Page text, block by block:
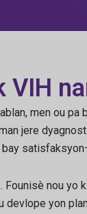
VIH
men ou
jere
nou
yon